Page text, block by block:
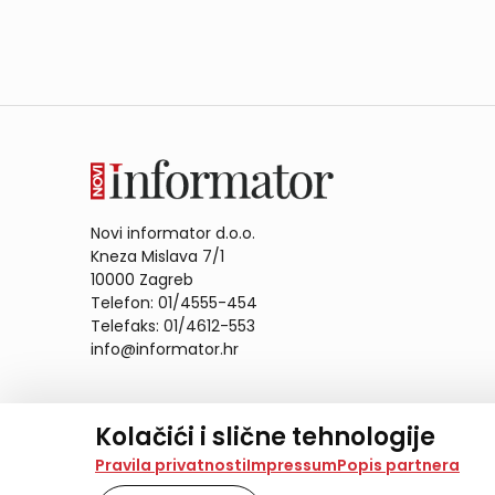
Kolačići i slične tehnologije
Na našoj web stranici koristimo kolačiće i slične
analiziramo promet na stranici te prikazujemo
Pravila privatnostiImpressumPopis partnera
Novi informator d.o.o.
Kneza Mislava 7/1
10000 Zagreb
Telefon: 01/4555-454
Telefaks: 01/4612-553
info@informator.hr